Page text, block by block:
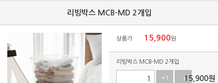
리빙박스 MCB-MD 2개입
상품가 15,900원
리빙박스 MCB-MD 2개입
+1 -115,900원